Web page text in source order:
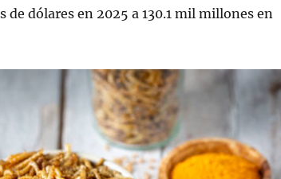
dólares en 2025 a 130.1 mil millones en